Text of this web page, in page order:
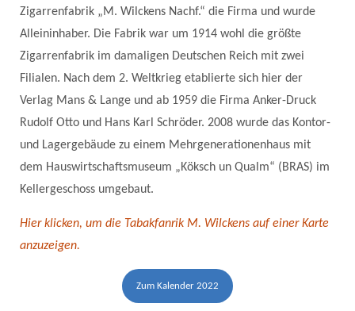
Zigarrenfabrik „M. Wilckens Nachf.“ die Firma und wurde
Alleininhaber. Die Fabrik war um 1914 wohl die größte
Zigarrenfabrik im damaligen Deutschen Reich mit zwei
Filialen. Nach dem 2. Weltkrieg etablierte sich hier der
Verlag Mans & Lange und ab 1959 die Firma Anker-Druck
Rudolf Otto und Hans Karl Schröder. 2008 wurde das Kontor-
und Lagergebäude zu einem Mehrgenerationenhaus mit
dem Hauswirtschaftsmuseum „Köksch un Qualm“ (BRAS) im
Kellergeschoss umgebaut.
Hier klicken, um die Tabakfanrik M. Wilckens auf einer Karte
anzuzeigen.
Zum Kalender 2022